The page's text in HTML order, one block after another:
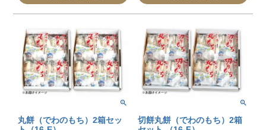
丸餅（でわのもち）2箱セッ
切餅丸餅（でわのもち）2箱